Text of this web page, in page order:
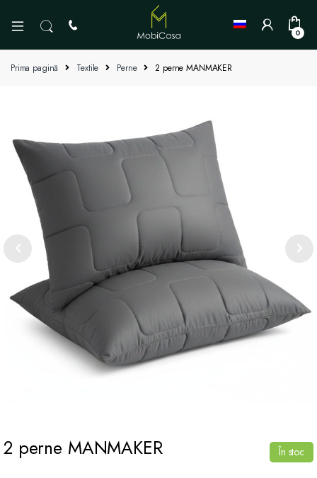
0
Prima pagină Textile Perne 2 perne MANMAKER
2 perne MANMAKER În stoc